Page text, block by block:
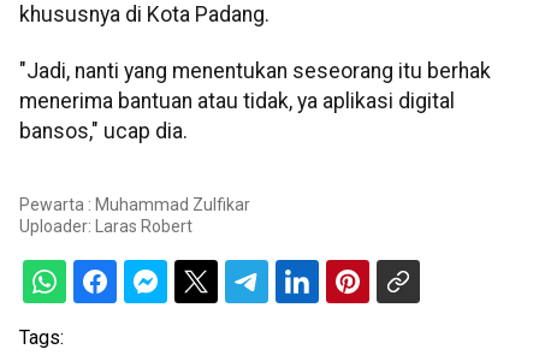
khususnya di Kota Padang.
"Jadi, nanti yang menentukan seseorang itu berhak
menerima bantuan atau tidak, ya aplikasi digital
bansos," ucap dia.
Pewarta : Muhammad Zulfikar
Uploader:
Laras Robert
Tags: